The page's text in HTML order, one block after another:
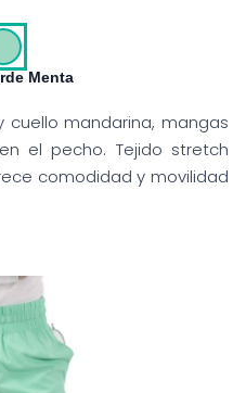
Menta
mandarina, mangas
el pecho. Tejido stretch
comodidad y movilidad